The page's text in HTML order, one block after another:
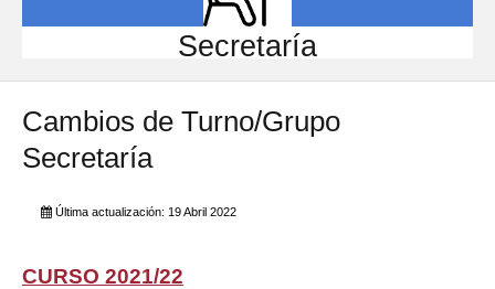
INVESTIGACIÓN
INTERNACIONAL
Directorio FCCE
Secretaría
Cambios de Turno/Grupo
Secretaría
Última actualización: 19 Abril 2022
CURSO 2021/22